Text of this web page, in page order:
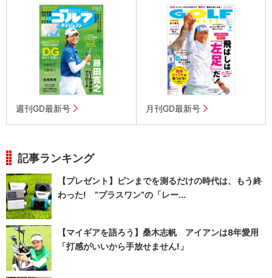
週刊GD最新号 月刊GD最新号
記事ランキング
【プレゼント】ピンまでを測るだけの時代は、もう終
わった! “プラスワン”の「レー...
【マイギアを語ろう】桑木志帆 アイアンは8年愛用
「打感がいいから手放せません!」